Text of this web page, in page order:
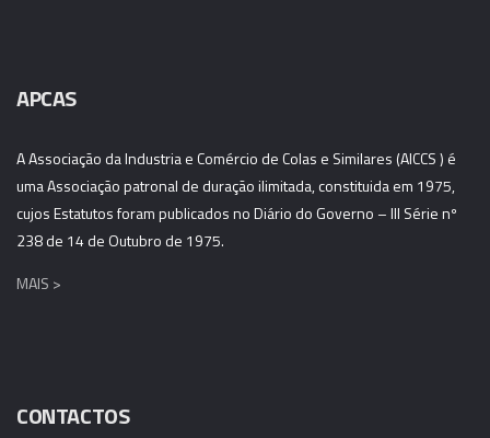
APCAS
A Associação da Industria e Comércio de Colas e Similares (AICCS ) é
uma Associação patronal de duração ilimitada, constituida em 1975,
cujos Estatutos foram publicados no Diário do Governo – III Série nº
238 de 14 de Outubro de 1975.
MAIS >
CONTACTOS